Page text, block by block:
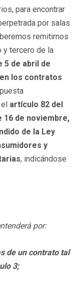
para encontrar
por salas
remitirnos
y tercero de la
5 de abril de
los contratos
artículo 82 del
16 de noviembre,
de la Ley
y
, indicándose
por:
de un contrato tal
3;